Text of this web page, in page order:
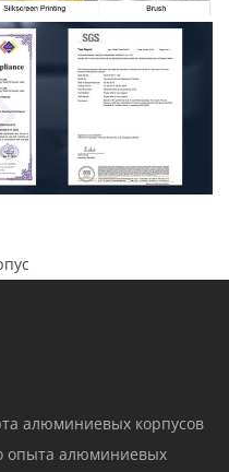
алюминиевых корпусов
опыта алюминиевых